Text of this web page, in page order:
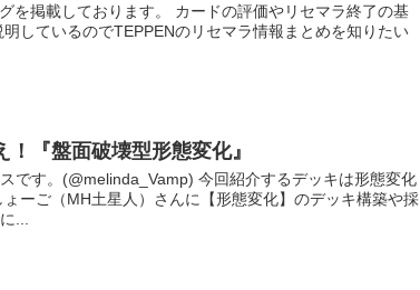
を掲載しております。 カードの評価やリセマラ終了の基
しているのでTEPPENのリセマラ情報まとめを知りたい
『盤面破壊型形態変化』
です。(@melinda_Vamp) 今回紹介するデッキは形態変化
ーご（MH土星人）さんに【形態変化】のデッキ構築や採
...